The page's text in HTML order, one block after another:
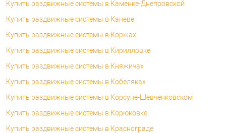
Купить раздвижные системы в Каменке-Днепровской
Купить раздвижные системы в Каневе
Купить раздвижные системы в Коржах
Купить раздвижные системы в Кирилловке
Купить раздвижные системы в Княжичах
Купить раздвижные системы в Кобеляках
Купить раздвижные системы в Корсуне-Шевченковском
Купить раздвижные системы в Корюковке
Купить раздвижные системы в Краснограде